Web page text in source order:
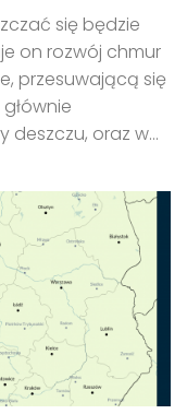
się będzie
on rozwój chmur
przesuwającą się
deszczu, oraz w...